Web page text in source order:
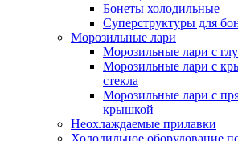
Бонеты холодильные
Суперструктуры для
Морозильные лари
Морозильные лари с
Морозильные лари с
стекла
Морозильные лари с
крышкой
Неохлаждаемые прилавки
Холодильное оборудование